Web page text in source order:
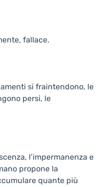
fallace.
si fraintendono, le
persi, le
l’impermanenza e
propone la
quante più